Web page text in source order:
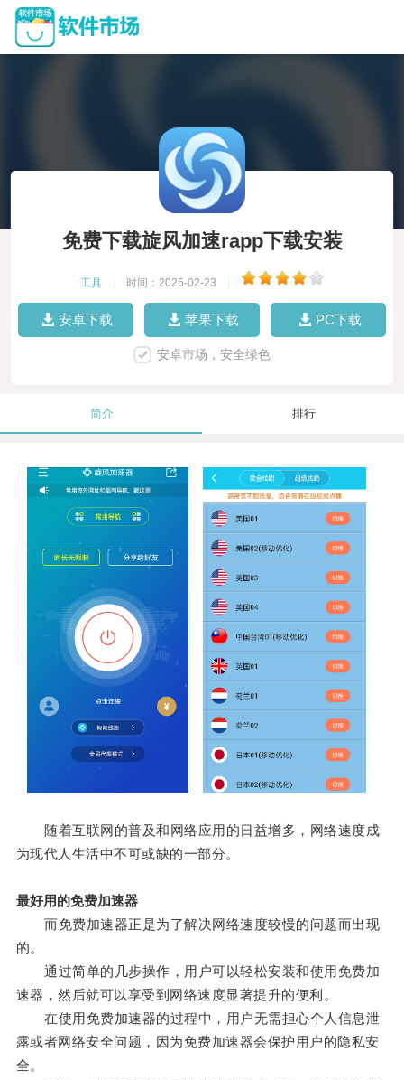
免费下载旋风加速rapp下载安装
工具 时间：2025-02-23
安卓下载 苹果下载 PC下载
安卓市场，安全绿色
简介 排行
随着互联网的普及和网络应用的日益增多，网络速度成
为现代人生活中不可或缺的一部分。
最好用的免费加速器
而免费加速器正是为了解决网络速度较慢的问题而出现
的。
通过简单的几步操作，用户可以轻松安装和使用免费加
速器，然后就可以享受到网络速度显著提升的便利。
在使用免费加速器的过程中，用户无需担心个人信息泄
露或者网络安全问题，因为免费加速器会保护用户的隐私安
全。